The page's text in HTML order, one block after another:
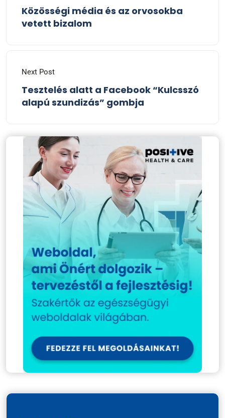
Közösségi média és az orvosokba
vetett bizalom
Next Post
Tesztelés alatt a Facebook “Kulcsszó
alapú szundizás” gombja